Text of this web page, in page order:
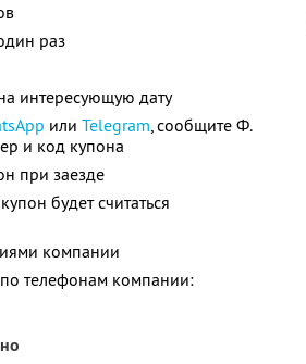
раз
интересующую дату
или Telegram, сообщите Ф.
и код купона
при заезде
будет считаться
компании
телефонам компании: